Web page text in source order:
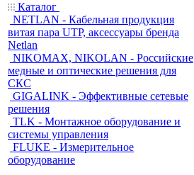
Каталог
NETLAN - Кабельная продукция
витая пара UTP, аксессуары бренда
Netlan
NIKOMAX, NIKOLAN - Российские
медные и оптические решения для
СКС
GIGALINK - Эффективные сетевые
решения
TLK - Монтажное оборудование и
системы управления
FLUKE - Измерительное
оборудование